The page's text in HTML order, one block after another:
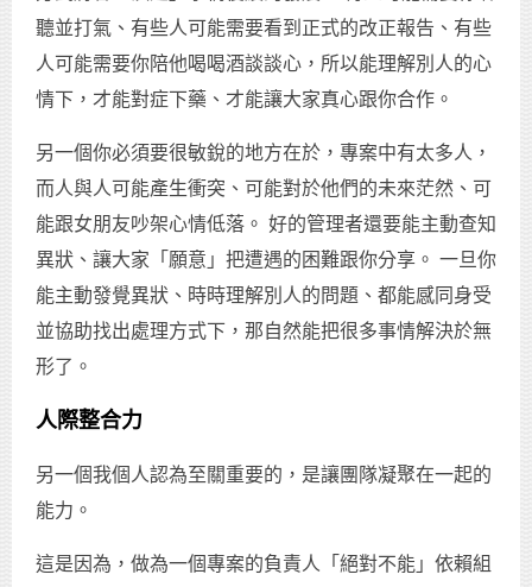
聽並打氣、有些人可能需要看到正式的改正報告、有些
人可能需要你陪他喝喝酒談談心，所以能理解別人的心
情下，才能對症下藥、才能讓大家真心跟你合作。
另一個你必須要很敏銳的地方在於，專案中有太多人，
而人與人可能產生衝突、可能對於他們的未來茫然、可
能跟女朋友吵架心情低落。 好的管理者還要能主動查知
異狀、讓大家「願意」把遭遇的困難跟你分享。 一旦你
能主動發覺異狀、時時理解別人的問題、都能感同身受
並協助找出處理方式下，那自然能把很多事情解決於無
形了。
人際整合力
另一個我個人認為至關重要的，是讓團隊凝聚在一起的
能力。
這是因為，做為一個專案的負責人「絕對不能」依賴組